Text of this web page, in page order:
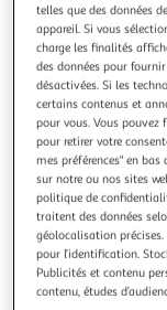
5.0
COLONA
Sauce pitta kebab
Une sauce fraîche
kebabs, pittas,
En savoir +
telles que des données
appareil. Si vous
charge les finalités
des données pour
désactivées. Si les
certains contenus et
pour vous. Vous
pour retirer votre
mes préférences" en
sur notre ou nos sites
politique de
traitent des données
géolocalisation
pour l’identification.
Publicités et contenu
contenu, études